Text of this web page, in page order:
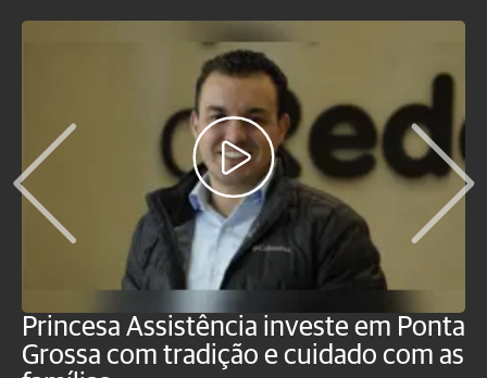
Princesa Assistência investe em Ponta
Grossa com tradição e cuidado com as